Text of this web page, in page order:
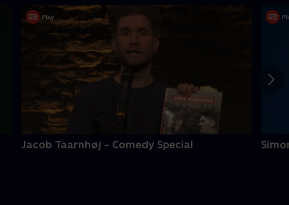
Jacob Taarnhøj - Comedy Special